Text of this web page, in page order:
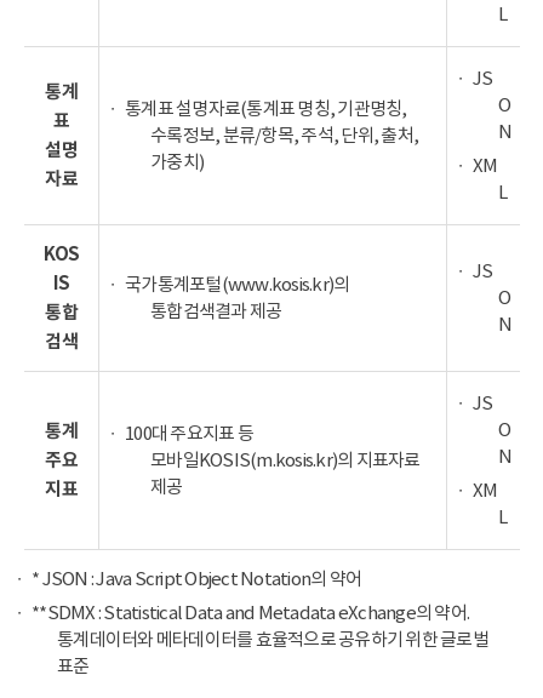
L
통계
표
설명
자료
통계표 설명자료(통계표 명칭, 기관명칭,
수록정보, 분류/항목, 주석, 단위, 출처,
가중치)
JS
O
N
XM
L
KOS
IS
통합
검색
국가통계포털(www.kosis.kr)의
통합검색결과 제공
JS
O
N
통계
주요
지표
100대 주요지표 등
모바일KOSIS(m.kosis.kr)의 지표자료
제공
JS
O
N
XM
L
* JSON : Java Script Object Notation의 약어
**SDMX : Statistical Data and Metadata eXchange의 약어.
통계데이터와 메타데이터를 효율적으로 공유하기 위한 글로벌
표준